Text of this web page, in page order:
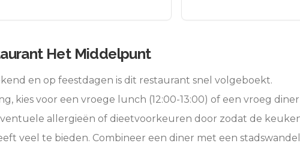
Het Middelpunt
en op feestdagen is dit restaurant snel volgeboekt.
kies voor een vroege lunch (12:00-13:00) of een vroeg diner
allergieën of dieetvoorkeuren door zodat de
veel te bieden. Combineer een diner met een